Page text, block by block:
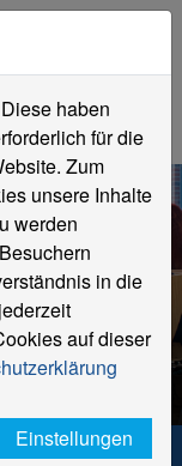
Dein Weg.
haben
für die
Zum
unsere Inhalte
werden
in die
auf dieser
Einstellungen